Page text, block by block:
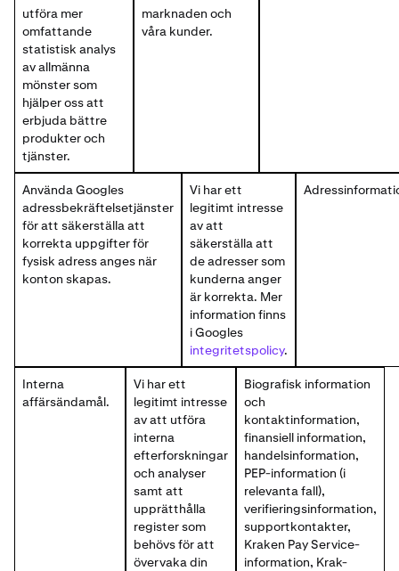
utföra mer
omfattande
statistisk analys
av allmänna
mönster som
hjälper oss att
erbjuda bättre
produkter och
tjänster.
marknaden och
våra kunder.
Använda Googles
adressbekräftelsetjänster
för att säkerställa att
korrekta uppgifter för
fysisk adress anges när
konton skapas.
Vi har ett
legitimt intresse
av att
säkerställa att
de adresser som
kunderna anger
är korrekta. Mer
information finns
i Googles
integritetspolicy.
Interna
affärsändamål.
Vi har ett
legitimt intresse
av att utföra
interna
efterforskningar
och analyser
samt att
upprätthålla
register som
behövs för att
övervaka din
Biografisk information
och
kontaktinformation,
finansiell information,
handelsinformation,
PEP-information (i
relevanta fall),
verifieringsinformation,
supportkontakter,
Kraken Pay Service-
information, Krak-